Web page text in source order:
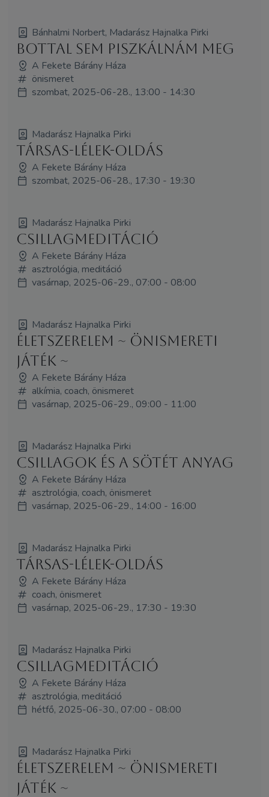
Bánhalmi Norbert, Madarász Hajnalka Pirki
Bottal sem piszkálnám meg
A Fekete Bárány Háza
önismeret
szombat, 2025-06-28., 13:00 - 14:30
Madarász Hajnalka Pirki
Társas-LÉLEK-Oldás
A Fekete Bárány Háza
szombat, 2025-06-28., 17:30 - 19:30
Madarász Hajnalka Pirki
Csillagmeditáció
A Fekete Bárány Háza
asztrológia, meditáció
vasárnap, 2025-06-29., 07:00 - 08:00
Madarász Hajnalka Pirki
Életszerelem ~ önismereti
játék ~
A Fekete Bárány Háza
alkímia, coach, önismeret
vasárnap, 2025-06-29., 09:00 - 11:00
Madarász Hajnalka Pirki
Csillagok és a sötét anyag
A Fekete Bárány Háza
asztrológia, coach, önismeret
vasárnap, 2025-06-29., 14:00 - 16:00
Madarász Hajnalka Pirki
Társas-LÉLEK-Oldás
A Fekete Bárány Háza
coach, önismeret
vasárnap, 2025-06-29., 17:30 - 19:30
Madarász Hajnalka Pirki
Csillagmeditáció
A Fekete Bárány Háza
asztrológia, meditáció
hétfő, 2025-06-30., 07:00 - 08:00
Madarász Hajnalka Pirki
Életszerelem ~ önismereti
játék ~